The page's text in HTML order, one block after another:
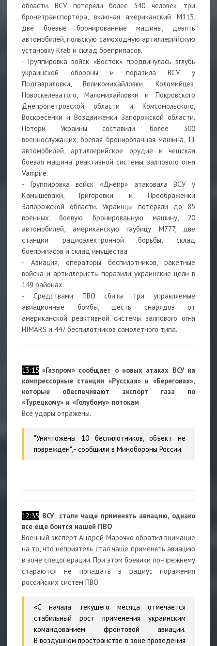
области. ВСУ потеряли более 340 человек, три
бронетранспортера, включая американский М113,
две боевые бронированные машины, девять
автомобилей, польскую самоходную артиллерийскую
установку Krab и склад боеприпасов.
- Группировка войск «Восток» продвинулась вглубь
украинской обороны и поразила ВСУ у
Подгавриловки, Великомихайловки, Коломийцев,
Новоскелеватого, Маломихайловки и Покровского
Днепропетровской области и Комсомольского,
Воскресенки и Воздвиженки Запорожской области.
Потери Украины составили более 300
военнослужащих, боевая бронированная машина, 11
автомобилей, артиллерийское орудие и чешская
боевая машина реактивной системы залпового огня
Vampire.
- Группировка войск «Днепр» атаковала ВСУ у
Камышевахи, Григоровки и Преображенки
Запорожской области. Украинцы потеряли до 85
военных, боевую бронированную машину, 20
автомобилей, американскую гаубицу М777, две
станции радиоэлектронной борьбы, склад
боеприпасов и склад имущества.
- Авиация, операторы беспилотников, ракетные
войска и артиллеристы поразили украинские цели в
149 районах.
- Средствами ПВО сбиты три управляемые
авиационные бомбы, шесть снарядов от
американской реактивной системы залпового огня
HIMARS и 447 беспилотников самолетного типа.
13:15 «Газпром» сообщает о новых атаках ВСУ на
компрессорные станции «Русская» и «Береговая»,
которые обеспечивают экспорт газа по
«Турецкому» и «Голубому» потокам
Все удары отражены.
"Уничтожены 10 беспилотников, объект не
поврежден", - сообщили в Минобороны России.
12:35 ВСУ стали чаще применять авиацию, однако
все еще боится нашей ПВО
Военный эксперт Андрей Марочко обратил внимание
на то, что неприятель стал чаще применять авиацию
в зоне спецоперации. При этом боевики по-прежнему
стараются не попадать в радиус поражения
российских систем ПВО.
«С начала текущего месяца отмечается
стабильный рост применения украинским
командованием фронтовой авиации.
В воздушном пространстве в зоне проведения